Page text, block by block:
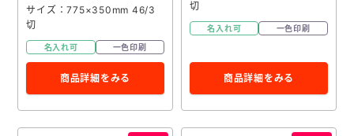
サイズ：775×350mm 46/3
切
名入れ可 一色印刷
商品詳細をみる
切
名入れ可 一色印刷
商品詳細をみる